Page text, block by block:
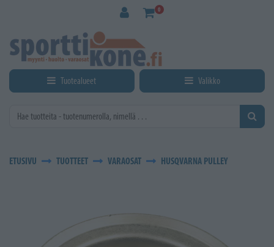
0
Tuotealueet Valikko
ETUSIVU TUOTTEET VARAOSAT HUSQVARNA PULLEY